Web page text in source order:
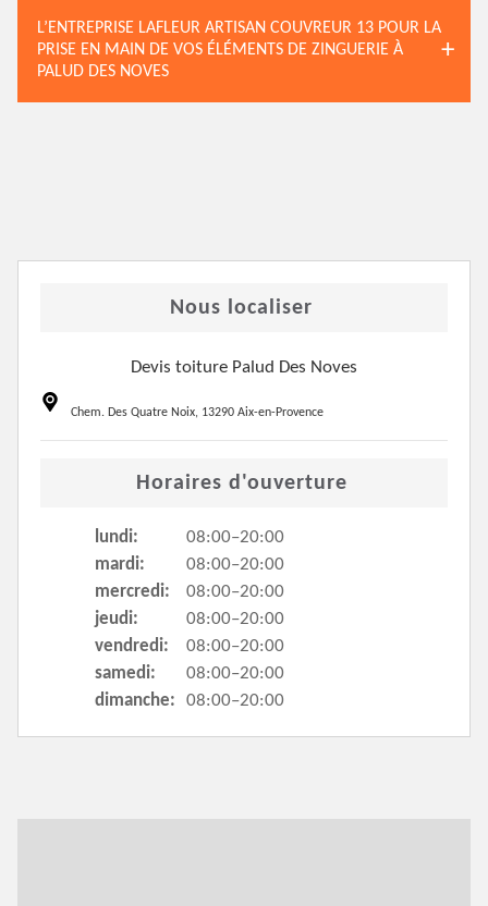
L’ENTREPRISE LAFLEUR ARTISAN COUVREUR 13 POUR LA
PRISE EN MAIN DE VOS ÉLÉMENTS DE ZINGUERIE À
PALUD DES NOVES
Nous localiser
Devis toiture Palud Des Noves
Chem. Des Quatre Noix, 13290 Aix-en-Provence
Horaires d'ouverture
lundi:
08:00–20:00
mardi:
08:00–20:00
mercredi:
08:00–20:00
jeudi:
08:00–20:00
vendredi:
08:00–20:00
samedi:
08:00–20:00
dimanche:
08:00–20:00